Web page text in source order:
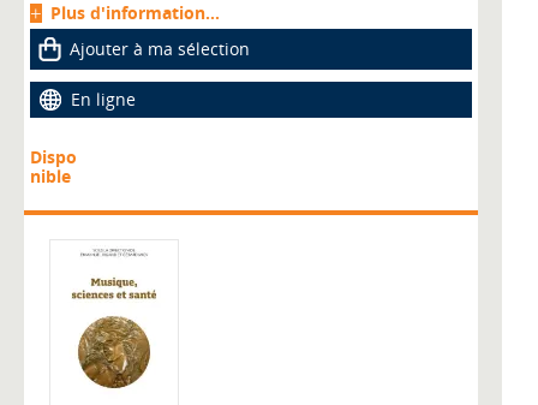
Plus d'information...
Ajouter à ma sélection
En ligne
Dispo
nible